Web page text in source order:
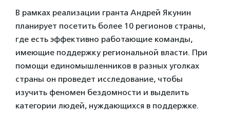
В рамках реализации гранта Андрей Якунин
планирует посетить более 10 регионов страны,
где есть эффективно работающие команды,
имеющие поддержку региональной власти. При
помощи единомышленников в разных уголках
страны он проведет исследование, чтобы
изучить феномен бездомности и выделить
категории людей, нуждающихся в поддержке.